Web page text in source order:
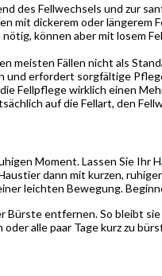
des Fellwechsels und zur
mit dickerem oder längerem
können aber mit losem
meisten Fällen nicht als
und erfordert sorgfältige
Fellpflege wirklich einen
auf die Fellart, den
Moment. Lassen Sie Ihr
dann mit kurzen,
leichten Bewegung.
Bürste entfernen. So bleibt
alle paar Tage kurz zu